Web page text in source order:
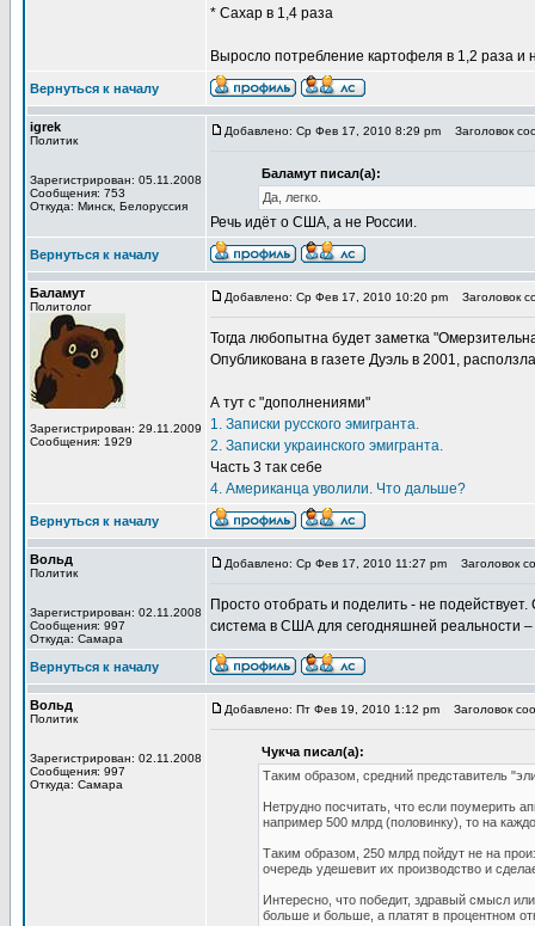
* Сахар в 1,4 раза
Выросло потребление картофеля в 1,2 раза и
Вернуться к началу
igrek
Политик
Зарегистрирован: 05.11.2008
Сообщения: 753
Откуда: Минск, Белоруссия
Добавлено: Ср Фев 17, 2010 8:29 pm Заголовок
Баламут писал(а):
Да, легко.
Речь идёт о США, а не России.
Вернуться к началу
Баламут
Политолог
Зарегистрирован: 29.11.2009
Сообщения: 1929
Добавлено: Ср Фев 17, 2010 10:20 pm Заголовок
Тогда любопытна будет заметка
Опубликована в газете Дуэль в 2001,
А тут с "дополнениями"
1. Записки русского эмигранта.
2. Записки украинского эмигранта.
Часть 3 так себе
4. Американца уволили. Что дальше?
Вернуться к началу
Вольд
Политик
Зарегистрирован: 02.11.2008
Сообщения: 997
Откуда: Самара
Добавлено: Ср Фев 17, 2010 11:27 pm Заголовок
Просто отобрать и поделить - не
система в США для сегодняшней реальности –
Вернуться к началу
Вольд
Политик
Зарегистрирован: 02.11.2008
Сообщения: 997
Откуда: Самара
Добавлено: Пт Фев 19, 2010 1:12 pm Заголовок
Чукча писал(а):
Таким образом, средний представитель
Нетрудно посчитать, что если поумерить
например 500 млрд (половинку), то на
Таким образом, 250 млрд пойдут не на
очередь удешевит их производство и
Интересно, что победит, здравый смысл
больше и больше, а платят в процентном